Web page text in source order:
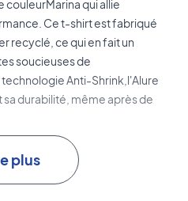
couleurMarina qui allie
Ce t-shirt est fabriqué
recyclé, ce qui en fait un
soucieuses de
Anti-Shrink,l'Alure
durabilité, même après de
plus